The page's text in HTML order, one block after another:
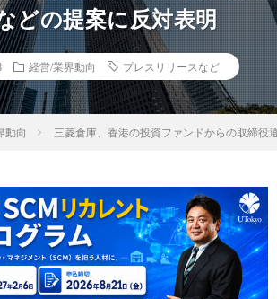
どの提案に反対表明
経営/業界動向 プレスリリースなど
動向 三菱倉庫、香港の投資ファンドからの取締役